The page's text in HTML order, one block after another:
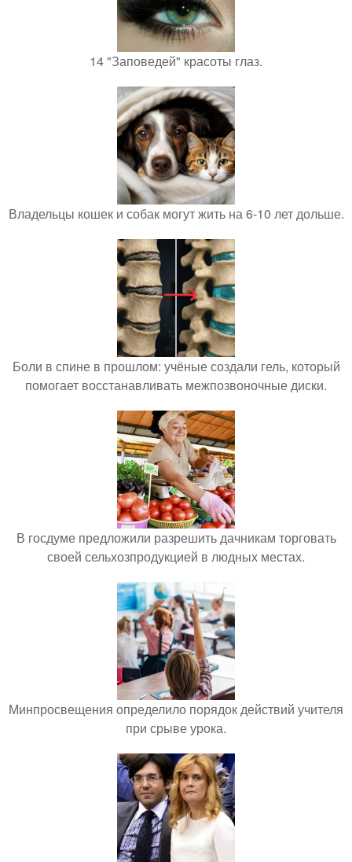
14 "Заповедей" красоты глаз.
Владельцы кошек и собак могут жить на 6-10 лет дольше.
Боли в спине в прошлом: учёные создали гель, который
помогает восстанавливать межпозвоночные диски.
В госдуме предложили разрешить дачникам торговать
своей сельхозпродукцией в людных местах.
Минпросвещения определило порядок действий учителя
при срыве урока.